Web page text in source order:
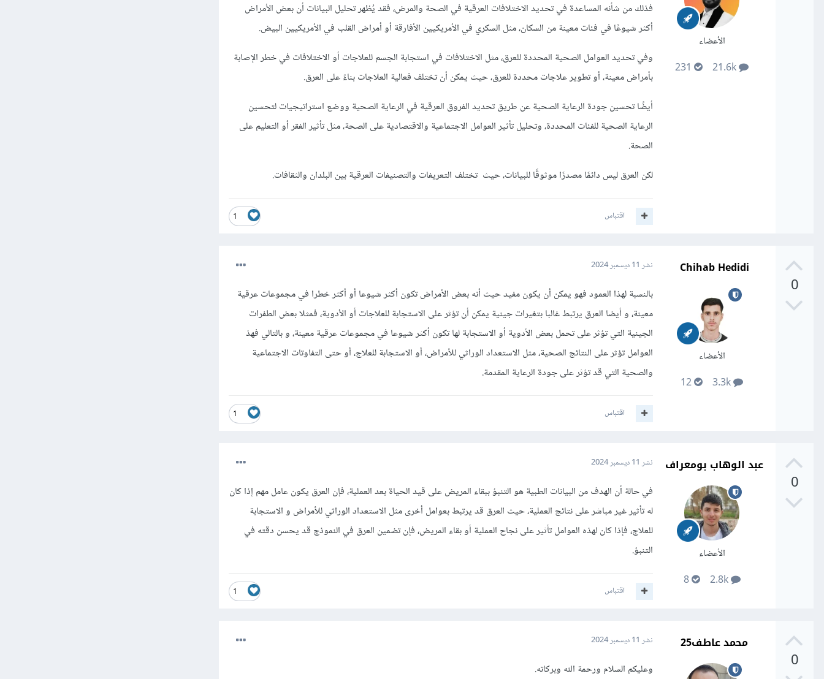
الأعضاء
فذلك من شأنه المساعدة في تحديد الاختلافات العرقية في الصحة والمرض، فقد يُظهر تحليل البيانات أن بعض الأمراض
أكثر شيوعًا في فئات معينة من السكان، مثل السكري في الأمريكيين الأفارقة أو أمراض القلب في الأمريكيين البيض.
وفي تحديد العوامل الصحية المحددة للعرق، مثل الاختلافات في استجابة الجسم للعلاجات أو الاختلافات في خطر الإصابة
بأمراض معينة، أو تطوير علاجات محددة للعرق، حيث يمكن أن تختلف فعالية العلاجات بناءً على العرق.
أيضًا تحسين جودة الرعاية الصحية عن طريق تحديد الفروق العرقية في الرعاية الصحية ووضع استراتيجيات لتحسين
الرعاية الصحية للفئات المحددة، وتحليل تأثير العوامل الاجتماعية والاقتصادية على الصحة، مثل تأثير الفقر أو التعليم على
الصحة.
لكن العرق ليس دائمًا مصدرًا موثوقًا للبيانات، حيث تختلف التعريفات والتصنيفات العرقية بين البلدان والثقافات.
1 اقتباس
0
Chihab Hedidi
الأعضاء
نشر 11 ديسمبر 2024
بالنسبة لهذا العمود فهو يمكن أن يكون مفيد حيث أنه بعض الأمراض تكون أكثر شيوعا أو أكثر خطرا في مجموعات عرقية
معينة، و أيضا العرق يرتبط غالبا بتغيرات جينية يمكن أن تؤثر على الاستجابة للعلاجات أو الأدوية، فمثلا بعض الطفرات
الجينية التي تؤثر على تحمل بعض الأدوية أو الاستجابة لها تكون أكثر شيوعا في مجموعات عرقية معينة، و بالتالي فهذ
العوامل تؤثر على النتائج الصحية، مثل الاستعداد الوراثي للأمراض، أو الاستجابة للعلاج، أو حتى التفاوتات الاجتماعية
والصحية التي قد تؤثر على جودة الرعاية المقدمة.
1 اقتباس
0
عبد الوهاب بومعراف
الأعضاء
2.8k
8
نشر 11 ديسمبر 2024
في حالة أن الهدف من البيانات الطبية هو التنبؤ ببقاء المريض على قيد الحياة بعد العملية، فإن العرق يكون عامل مهم إذا كان
له تأثير غير مباشر على نتائج العملية، حيث العرق قد يرتبط بعوامل أخرى مثل الاستعداد الوراثي للأمراض و الاستجابة
للعلاج، فإذا كان لهذه العوامل تأثير على نجاح العملية أو بقاء المريض، فإن تضمين العرق في النموذج قد يحسن دقته في
التنبؤ.
1 اقتباس
0
محمد عاطف25 نشر 11 ديسمبر 2024
وعليكم السلام ورحمة الله وبركاته.